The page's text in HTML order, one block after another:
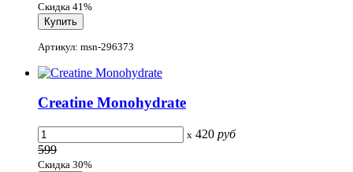
Скидка 41%
Артикул: msn-296373
Creatine Monohydrate
x 420 руб
599
Скидка 30%